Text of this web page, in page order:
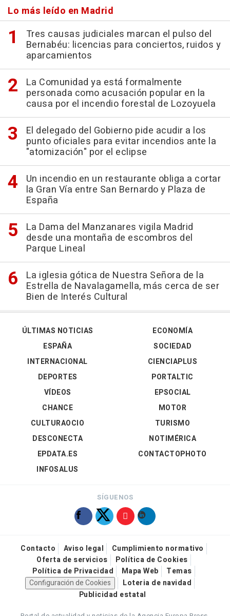
Lo más leído en Madrid
Tres causas judiciales marcan el pulso del
Bernabéu: licencias para conciertos, ruidos y
aparcamientos
La Comunidad ya está formalmente
personada como acusación popular en la
causa por el incendio forestal de Lozoyuela
El delegado del Gobierno pide acudir a los
punto oficiales para evitar incendios ante la
"atomización" por el eclipse
Un incendio en un restaurante obliga a cortar
la Gran Vía entre San Bernardo y Plaza de
España
La Dama del Manzanares vigila Madrid
desde una montaña de escombros del
Parque Lineal
La iglesia gótica de Nuestra Señora de la
Estrella de Navalagamella, más cerca de ser
Bien de Interés Cultural
ÚLTIMAS NOTICIAS
ESPAÑA
INTERNACIONAL
DEPORTES
VÍDEOS
ECONOMÍA
SOCIEDAD
CIENCIAPLUS
PORTALTIC
EPSOCIAL
CHANCE
CULTURAOCIO
DESCONECTA
EPDATA.ES
INFOSALUS
MOTOR
TURISMO
NOTIMÉRICA
CONTACTOPHOTO
SÍGUENOS
Contacto Aviso legal
Cumplimiento normativo
Oferta de servicios
Política de Cookies
Política de Privacidad
Mapa Web
Temas
Configuración de Cookies
Loteria de navidad
Publicidad estatal